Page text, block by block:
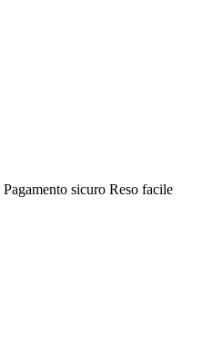
Pagamento sicuro Reso facile